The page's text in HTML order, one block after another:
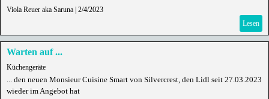
Viola Reuer aka Saruna 2/4/2023
Lesen
Warten auf ...
Küchengeräte
... den neuen Monsieur Cuisine Smart von Silvercrest, den Lidl seit 27.03.2023
wieder im Angebot hat